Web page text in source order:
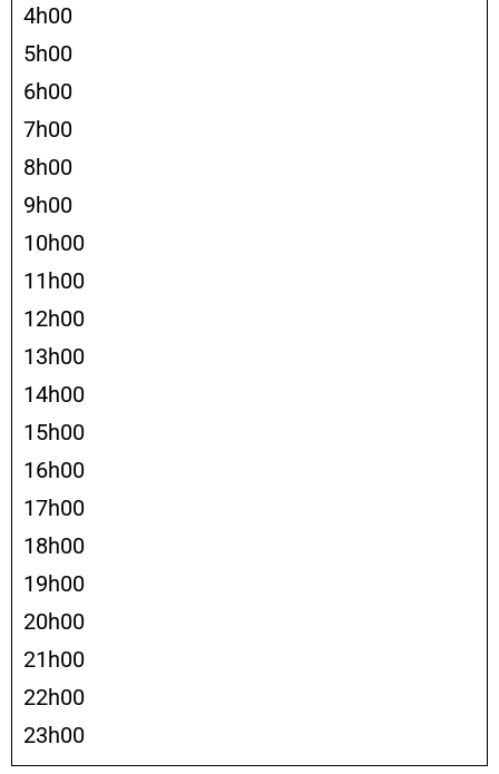
4h00
5h00
6h00
7h00
8h00
9h00
10h00
11h00
12h00
13h00
14h00
15h00
16h00
17h00
18h00
19h00
20h00
21h00
22h00
23h00